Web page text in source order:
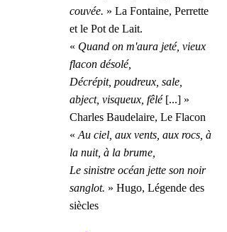
couvée. » La Fontaine, Perrette
et le Pot de Lait.
« Quand on m'aura jeté, vieux
flacon désolé,
Décrépit, poudreux, sale,
abject, visqueux, fêlé [...] »
Charles Baudelaire, Le Flacon
« Au ciel, aux vents, aux rocs, à
la nuit, à la brume,
Le sinistre océan jette son noir
sanglot. » Hugo, Légende des
siècles